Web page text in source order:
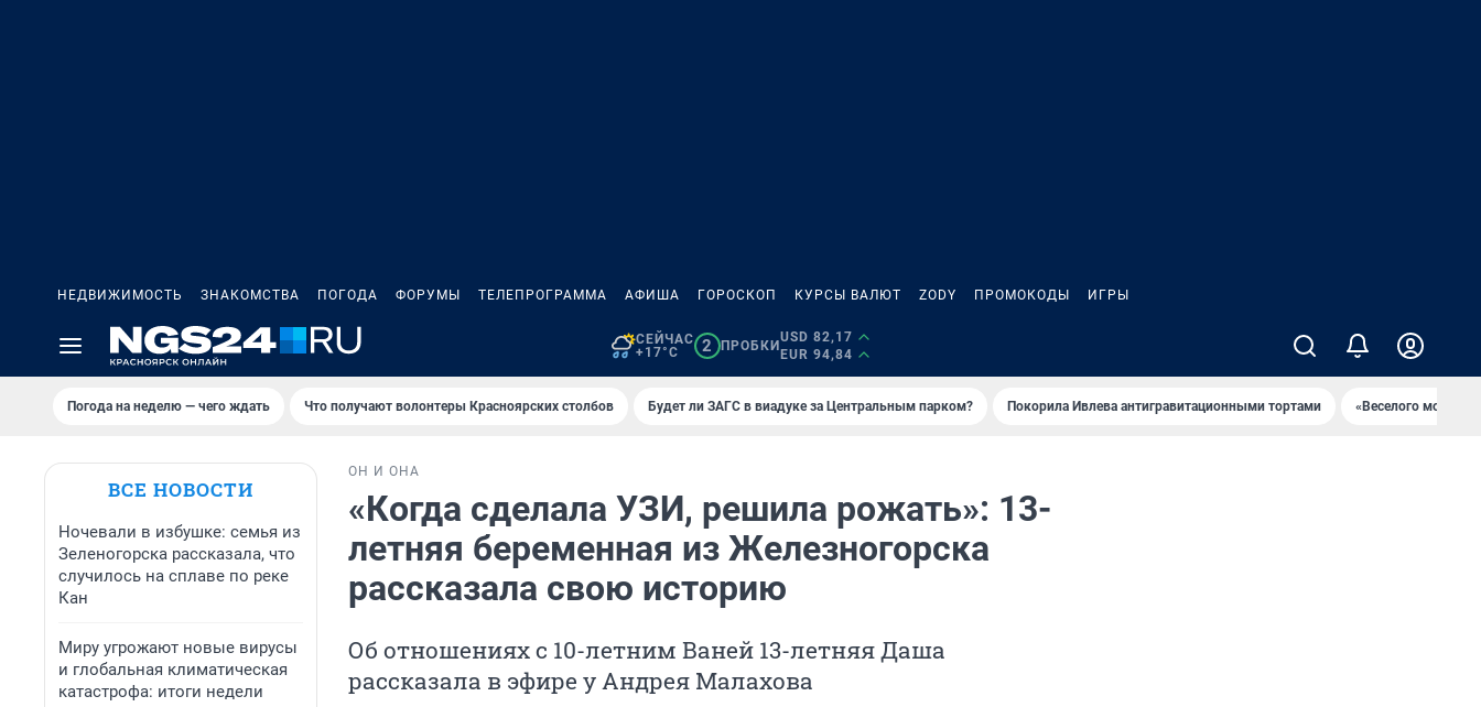
НЕДВИЖИМОСТЬ ЗНАКОМСТВА ПОГОДА ФОРУМЫ ТЕЛЕПРОГРАММА АФИША ГОРОСКОП КУРСЫ ВАЛЮТ ZODY ПРОМОКОДЫ ИГРЫ
СЕЙЧАС
+17°C
2 ПРОБКИ
USD 82,17
EUR 94,84
Погода на неделю — чего ждать Что получают волонтеры Красноярских столбов Будет ли ЗАГС в виадуке за Центральным парком? Покорила Ивлева антигравитационными тортами «Веселого
ВСЕ НОВОСТИ
Ночевали в избушке: семья из
Зеленогорска рассказала, что
случилось на сплаве по реке
Кан
Миру угрожают новые вирусы
и глобальная климатическая
катастрофа: итоги недели
ОН И ОНА
«Когда сделала УЗИ, решила рожать»: 13-
летняя беременная из Железногорска
рассказала свою историю
Об отношениях с 10-летним Ваней 13-летняя Даша
рассказала в эфире у Андрея Малахова